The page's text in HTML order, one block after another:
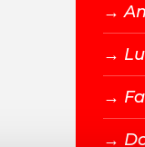
→ A
→ L
→ F
→ D